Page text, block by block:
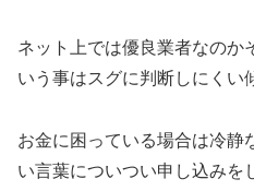
ネット上では優良業者なのか
いう事はスグに判断しにくい
お金に困っている場合は冷静
い言葉についつい申し込みを